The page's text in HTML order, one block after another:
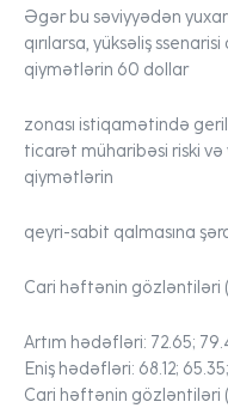
Əgər bu səviyyədən
qırılarsa, yüksəliş
qiymətlərin 60 dollar
zonası istiqamətində
ticarət müharibəsi riski
qiymətlərin
qeyri-sabit qalmasına
Cari həftənin gözləntiləri
Artım hədəfləri: 72.65;
Eniş hədəfləri: 68.12;
Cari həftənin gözləntiləri